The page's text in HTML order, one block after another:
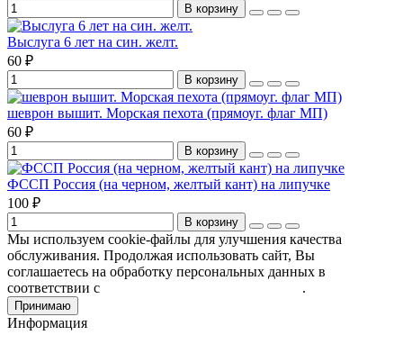
В корзину
Выслуга 6 лет на син. желт.
60 ₽
В корзину
шеврон вышит. Морская пехота (прямоуг. флаг МП)
60 ₽
В корзину
ФССП Россия (на черном, желтый кант) на липучке
100 ₽
В корзину
Мы используем cookie-файлы для улучшения качества
обслуживания. Продолжая использовать сайт, Вы
соглашаетесь на обработку персональных данных в
соответствии с
.
Принимаю
Информация